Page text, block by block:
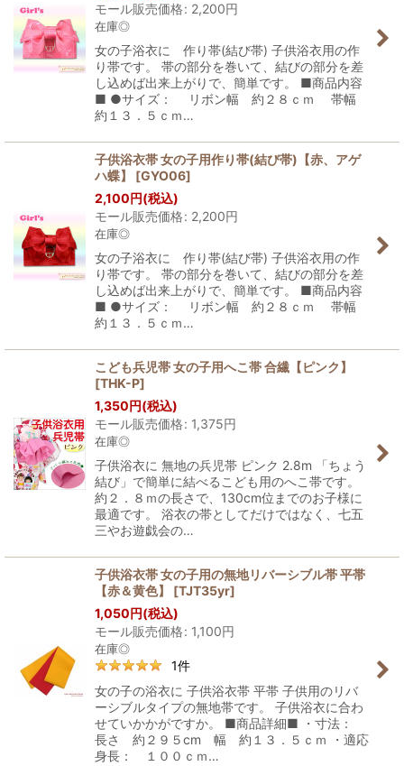
モール販売価格: 2,200円
在庫◎
女の子浴衣に 作り帯(結び帯) 子供浴衣用の作
り帯です。 帯の部分を巻いて、結びの部分を差
し込めば出来上がりで、簡単です。 ■商品内容
■ ●サイズ： リボン幅 約２８ｃｍ 帯幅
約１３．５ｃｍ…
子供浴衣帯 女の子用作り帯(結び帯)【赤、アゲ
ハ蝶】
[GYO06]
2,100円(税込)
モール販売価格: 2,200円
在庫◎
女の子浴衣に 作り帯(結び帯) 子供浴衣用の作
り帯です。 帯の部分を巻いて、結びの部分を差
し込めば出来上がりで、簡単です。 ■商品内容
■ ●サイズ： リボン幅 約２８ｃｍ 帯幅
約１３．５ｃｍ…
こども兵児帯 女の子用へこ帯 合繊【ピンク】
[THK-P]
1,350円(税込)
モール販売価格: 1,375円
在庫◎
子供浴衣に 無地の兵児帯 ピンク 2.8m 「ちょう
結び」で簡単に結べるこども用のへこ帯です。
約２．８ｍの長さで、130cm位までのお子様に
最適です。 浴衣の帯としてだけではなく、七五
三やお遊戯会の…
子供浴衣帯 女の子用の無地リバーシブル帯 平帯
【赤＆黄色】
[TJT35yr]
1,050円(税込)
モール販売価格: 1,100円
在庫◎
1件
女の子の浴衣に 子供浴衣帯 平帯 子供用のリバ
ーシブルタイプの無地帯です。 子供浴衣に合わ
せていかかがですか。 ■商品詳細■ ・寸法：
長さ 約２９５cm 幅 約１３．５ｃｍ ・適応
身長： １００ｃｍ…